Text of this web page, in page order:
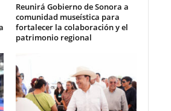
Reunirá Gobierno de Sonora a
comunidad museística para
fortalecer la colaboración y el
patrimonio regional